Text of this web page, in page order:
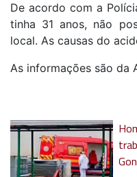
De acordo com a
tinha 31 anos, não
local. As causas do
As informações são da